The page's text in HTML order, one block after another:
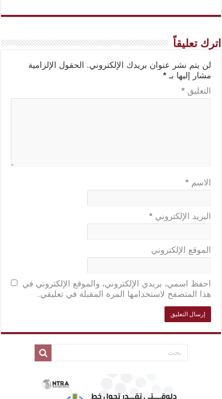
اترك تعليقاً
لن يتم نشر عنوان بريدك الإلكتروني.
الحقول الإلزامية
مشار إليها بـ *
التعليق *
الاسم *
البريد الإلكتروني *
الموقع الإلكتروني
احفظ اسمي، بريدي الإلكتروني، والموقع الإلكتروني في
هذا المتصفح لاستخدامها المرة المقبلة في تعليقي.